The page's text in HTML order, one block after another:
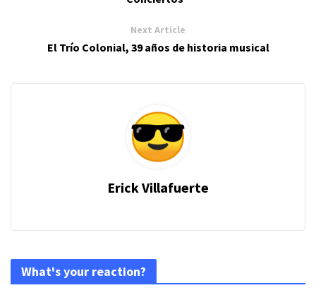
Next Article
El Trío Colonial, 39 años de historia musical
Erick Villafuerte
What's your reaction?